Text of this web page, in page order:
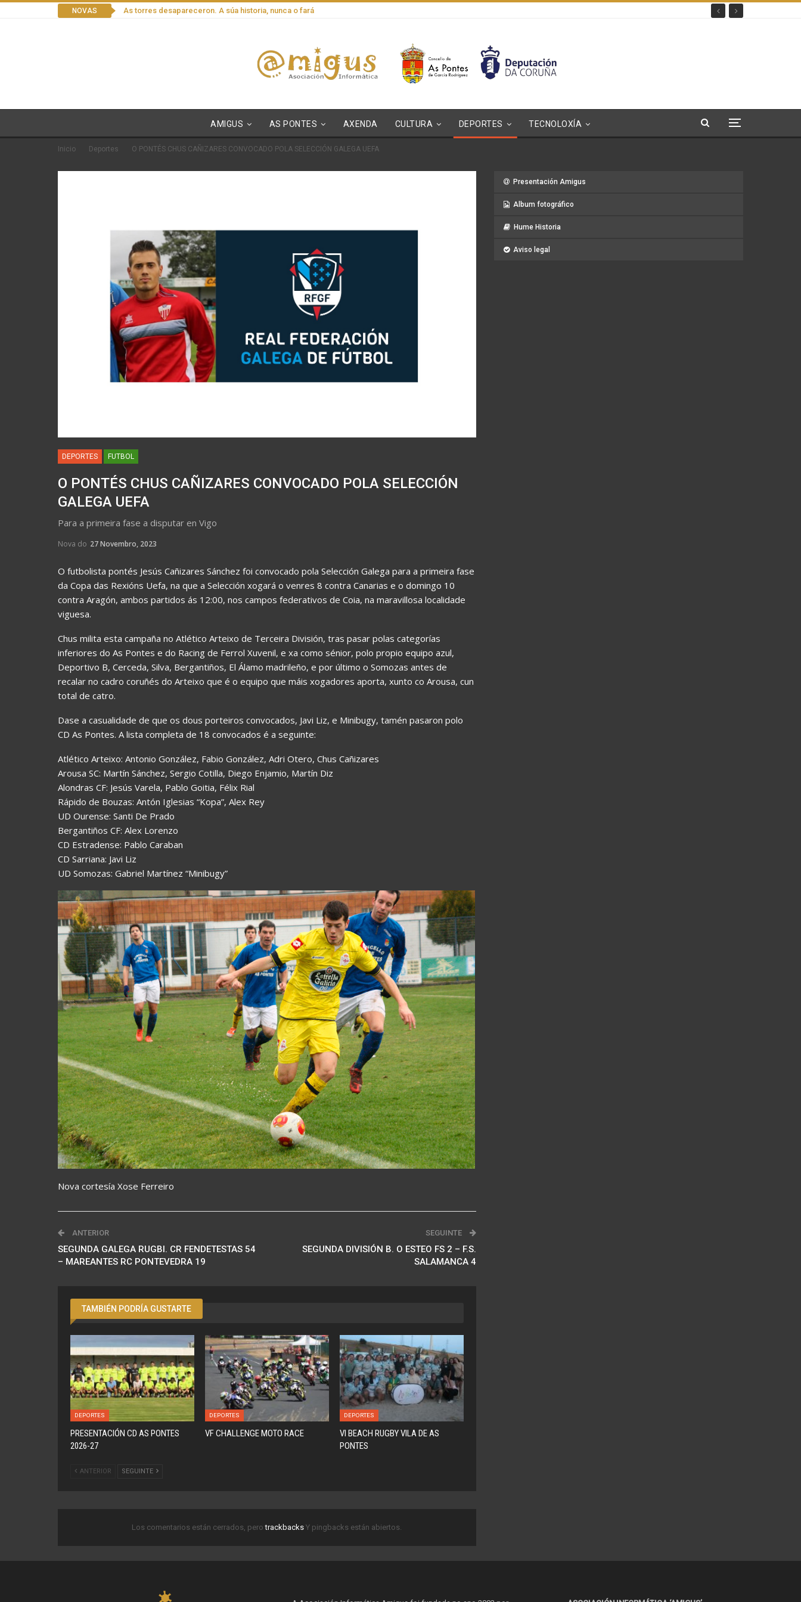
NOVAS As torres desapareceron. A súa historia, nunca o fará
AMIGUS AS PONTES AXENDA CULTURA DEPORTES TECNOLOXÍA
Inicio Deportes O PONTÉS CHUS CAÑIZARES CONVOCADO POLA SELECCIÓN GALEGA UEFA
DEPORTES FUTBOL
O PONTÉS CHUS CAÑIZARES CONVOCADO POLA SELECCIÓN
GALEGA UEFA
Para a primeira fase a disputar en Vigo
Nova do 27 Novembro, 2023
O futbolista pontés Jesús Cañizares Sánchez foi convocado pola Selección Galega para a primeira fase
da Copa das Rexións Uefa, na que a Selección xogará o venres 8 contra Canarias e o domingo 10
contra Aragón, ambos partidos ás 12:00, nos campos federativos de Coia, na maravillosa localidade
viguesa.
Chus milita esta campaña no Atlético Arteixo de Terceira División, tras pasar polas categorías
inferiores do As Pontes e do Racing de Ferrol Xuvenil, e xa como sénior, polo propio equipo azul,
Deportivo B, Cerceda, Silva, Bergantiños, El Álamo madrileño, e por último o Somozas antes de
recalar no cadro coruñés do Arteixo que é o equipo que máis xogadores aporta, xunto co Arousa, cun
total de catro.
Dase a casualidade de que os dous porteiros convocados, Javi Liz, e Minibugy, tamén pasaron polo
CD As Pontes. A lista completa de 18 convocados é a seguinte:
Atlético Arteixo: Antonio González, Fabio González, Adri Otero, Chus Cañizares
Arousa SC: Martín Sánchez, Sergio Cotilla, Diego Enjamio, Martín Diz
Alondras CF: Jesús Varela, Pablo Goitia, Félix Rial
Rápido de Bouzas: Antón Iglesias “Kopa”, Alex Rey
UD Ourense: Santi De Prado
Bergantiños CF: Alex Lorenzo
CD Estradense: Pablo Caraban
CD Sarriana: Javi Liz
UD Somozas: Gabriel Martínez “Minibugy”
Nova cortesía Xose Ferreiro
ANTERIOR
SEGUNDA GALEGA RUGBI. CR FENDETESTAS 54
– MAREANTES RC PONTEVEDRA 19
SEGUINTE
SEGUNDA DIVISIÓN B. O ESTEO FS 2 – F.S.
SALAMANCA 4
TAMBIÉN PODRÍA GUSTARTE
DEPORTES
PRESENTACIÓN CD AS PONTES
2026-27
DEPORTES
VF CHALLENGE MOTO RACE
DEPORTES
VI BEACH RUGBY VILA DE AS
PONTES
ANTERIOR SEGUINTE
Los comentarios están cerrados, perotrackbacksY pingbacks están abiertos.
Presentación Amigus
Album fotográfico
Hume Historia
Aviso legal